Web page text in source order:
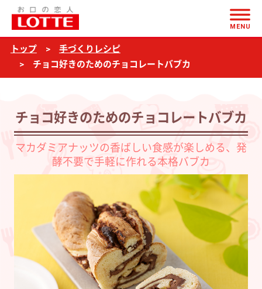
チ
ョ
コ
好
の
た
の
MENU
トップ
手づくりレシピ
チョコ好きのためのチョコレートバブカ
チョコ好きのためのチョコレートバブカ
マカダミアナッツの香ばしい食感が楽しめる、発
酵不要で手軽に作れる本格バブカ